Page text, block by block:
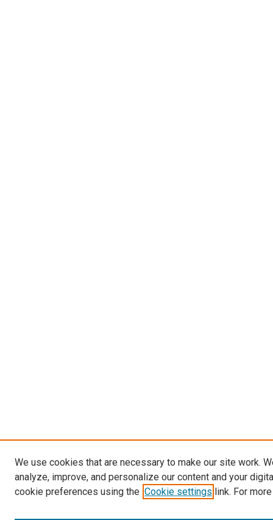
We use cookies that are necessary to make our site work.
analyze, improve, and personalize our content and your
cookie preferences using the Cookie settings link. For